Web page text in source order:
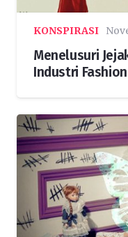
KONSPIRASI
Menelusuri
Industri